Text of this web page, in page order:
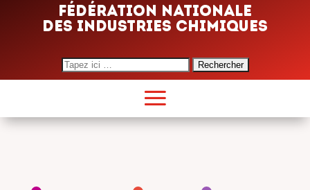
FÉDÉRATION NATIONALE
DES INDUSTRIES CHIMIQUES
Search
for: